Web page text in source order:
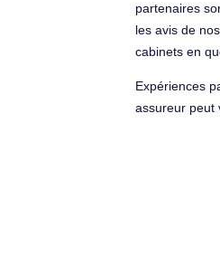
partenaires
les avis de
cabinets en
Expériences
assureur peut